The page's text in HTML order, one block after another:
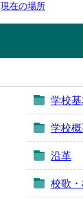
現在の場所
学校
学校
沿革
校歌